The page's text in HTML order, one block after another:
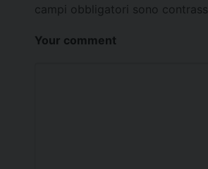
campi obbligatori sono
Your comment